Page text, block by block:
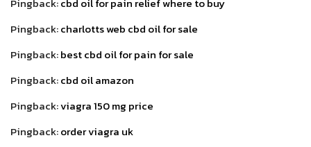
Pingback:charlotts web cbd oil for sale
Pingback:best cbd oil for pain for sale
Pingback:cbd oil amazon
Pingback:viagra 150 mg price
Pingback:order viagra uk